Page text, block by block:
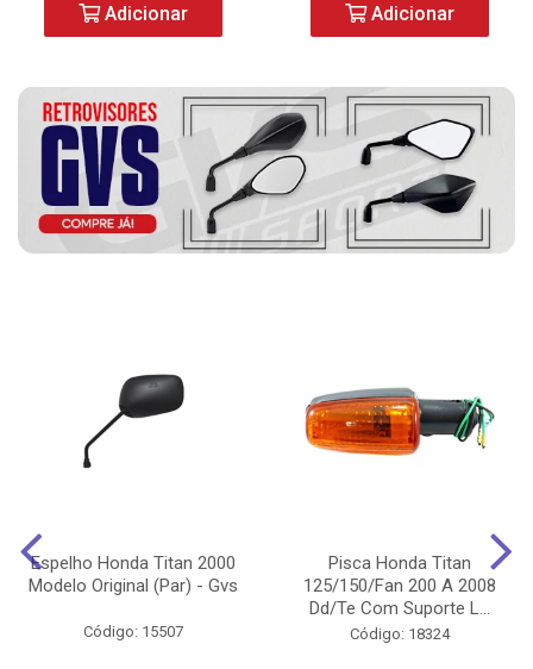
Adicionar Adicionar
Espelho Honda Titan 2000
Modelo Original (Par) - Gvs
Código: 15507
Pisca Honda Titan
125/150/Fan 200 A 2008
Dd/Te Com Suporte L...
Código: 18324